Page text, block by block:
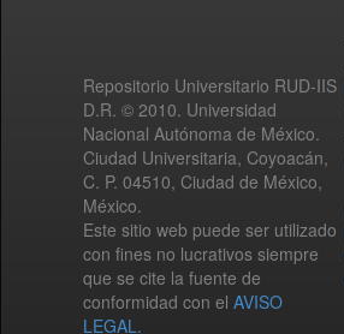
Repositorio Universitario RUD-IIS
D.R. © 2010. Universidad
Nacional Autónoma de México.
Ciudad Universitaria, Coyoacán,
C. P. 04510, Ciudad de México,
México.
Este sitio web puede ser utilizado
con fines no lucrativos siempre
que se cite la fuente de
conformidad con el AVISO
LEGAL.